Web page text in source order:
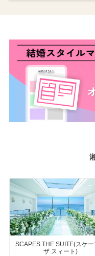
SCAPES THE SUITE(スケー
ザ スィート)